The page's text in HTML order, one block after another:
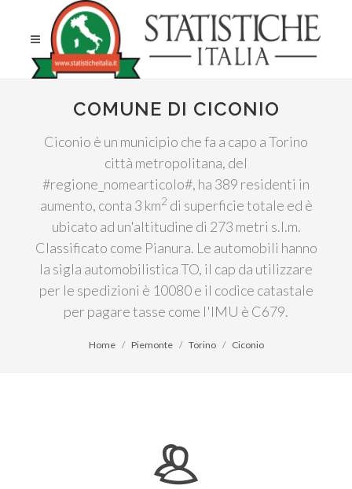
COMUNE DI CICONIO
Ciconio è un municipio che fa a capo a Torino
città metropolitana, del
#regione_nomearticolo#, ha 389 residenti in
aumento, conta 3 km2 di superficie totale ed è
ubicato ad un'altitudine di 273 metri s.l.m.
Classificato come Pianura. Le automobili hanno
la sigla automobilistica TO, il cap da utilizzare
per le spedizioni è 10080 e il codice catastale
per pagare tasse come l'IMU è C679.
Home Piemonte Torino Ciconio